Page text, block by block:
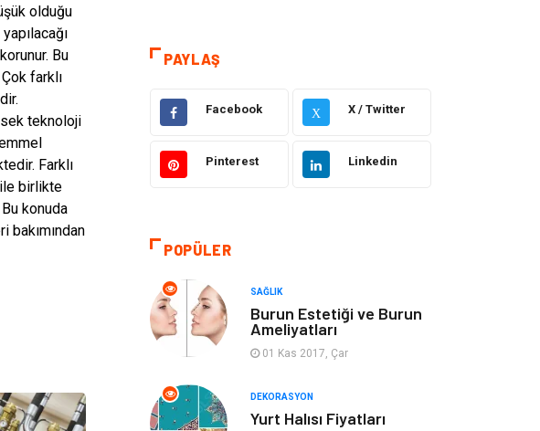
olduğu
Bu
farklı
teknoloji
Farklı
ile birlikte
konuda
Giyim
Hukuk
Ulaşım ve
Turizm
Bilgisayar &
Mobilya
Bahçe Ev Güzellik
PAYLAŞ
Facebook X X / Twitter
Pinterest Linkedin
POPÜLER
SAĞLIK
Burun Estetiği ve Burun
Ameliyatları
01 Kas 2017, Çar
DEKORASYON
Yurt Halısı Fiyatları